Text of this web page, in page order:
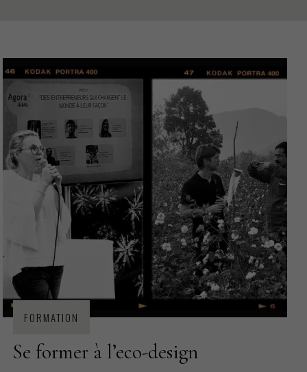
PRISE DE PAROLE ÉVÉNEMENTS PRESSE
PROJETS RSE FORMATION CSRD
PRODUCTION TEXTILE
FORMATION
Se former à l’eco-design